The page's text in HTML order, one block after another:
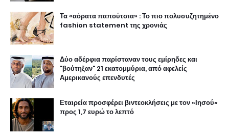
Τα «αόρατα παπούτσια» : Το πιο πολυσυζητημένο
fashion statement της χρονιάς
Δύο αδέρφια παρίσταναν τους εμίρηδες και
"βούτηξαν" 21 εκατομμύρια, από αφελείς
Αμερικανούς επενδυτές
Εταιρεία προσφέρει βιντεοκλήσεις με τον «Ιησού»
προς 1,7 ευρώ το λεπτό